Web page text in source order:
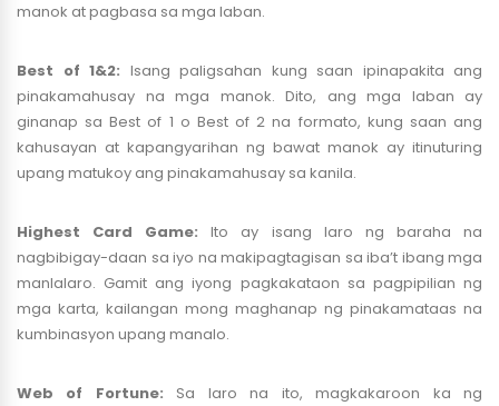
manok at pagbasa sa mga laban.
Best of 1&2: Isang paligsahan kung saan ipinapakita ang
pinakamahusay na mga manok. Dito, ang mga laban ay
ginanap sa Best of 1 o Best of 2 na formato, kung saan ang
kahusayan at kapangyarihan ng bawat manok ay itinuturing
upang matukoy ang pinakamahusay sa kanila.
Highest Card Game: Ito ay isang laro ng baraha na
nagbibigay-daan sa iyo na makipagtagisan sa iba’t ibang mga
manlalaro. Gamit ang iyong pagkakataon sa pagpipilian ng
mga karta, kailangan mong maghanap ng pinakamataas na
kumbinasyon upang manalo.
Web of Fortune: Sa laro na ito, magkakaroon ka ng